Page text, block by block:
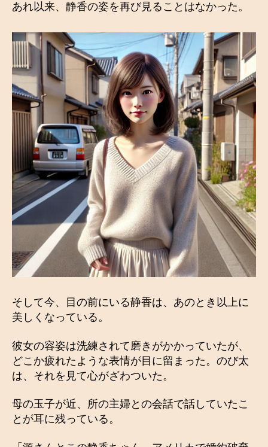
あれ以来、静香の姿を再び見ることはなかった。
そして今、目の前にいる静香は、あのとき以上に
美しくなっている。
彼女の容姿は洗練されて磨きがかかっていたが、
どこか疲れたような表情が目に留まった。のび太
は、それを見て心がざわついた。
母の玉子が近、所の主婦との会話で話していたこ
とが耳に残っている。